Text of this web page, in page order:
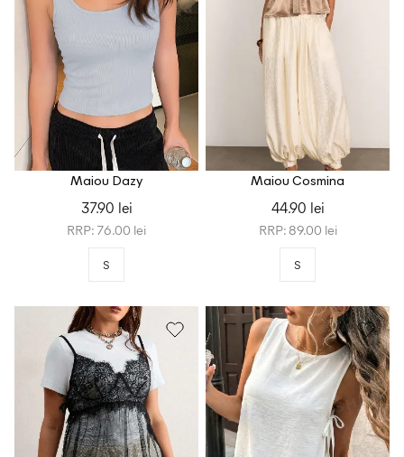
Cel mai mare pret
Cea mai mare reducere
Maiou Dazy
37.90 lei
RRP: 76.00 lei
S
Maiou Cosmina
44.90 lei
RRP: 89.00 lei
S